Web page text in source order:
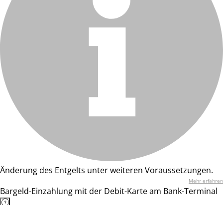
Änderung des Entgelts unter weiteren Voraussetzungen.
Mehr erfahren
Bargeld-Einzahlung mit der Debit-Karte am Bank-Terminal